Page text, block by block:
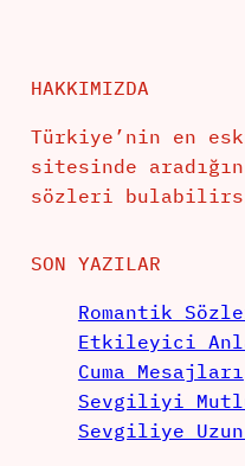
HAKKIMIZDA
Türkiye’nin en
sitesinde
sözleri
SON YAZILAR
Romantik
Etkileyici
Cuma Mesajları
Sevgiliyi
Sevgiliye